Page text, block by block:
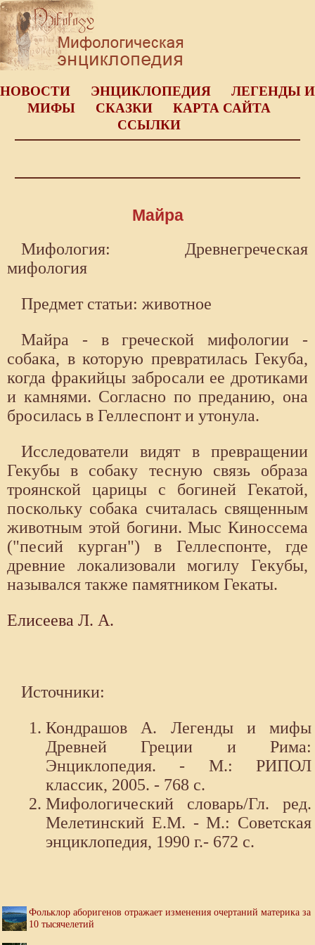
НОВОСТИ ЭНЦИКЛОПЕДИЯ
ЛЕГЕНДЫ И
МИФЫ
СКАЗКИ
КАРТА САЙТА
ССЫЛКИ
Майра
Мифология: Древнегреческая
мифология
Предмет статьи: животное
Майра - в греческой мифологии -
собака, в которую превратилась Гекуба,
когда фракий­цы забросали ее дротиками
и камнями. Согласно по преданию, она
бросилась в Геллеспонт и утонула.
Исследователи видят в превращении
Гекубы в собаку тесную связь образа
троянской царицы с богиней Гекатой,
поскольку собака считалась священным
животным этой богини. Мыс Киноссема
("песий курган") в Геллеспонте, где
древние локализовали могилу Гекубы,
назывался также памятником Гекаты.
Елисеева Л. А.
Источники:
Кондрашов А. Легенды и мифы
Древней Греции и Рима:
Энциклопедия. - М.: РИПОЛ
классик, 2005. - 768 с.
Мифологический словарь/Гл. ред.
Мелетинский Е.М. - М.: Советская
энциклопедия, 1990 г.- 672 с.
Фольклор аборигенов отражает изменения очертаний материка за
10 тысячелетий